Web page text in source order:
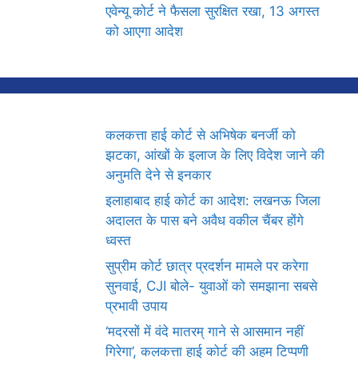
एवेन्यू कोर्ट ने फैसला सुरक्षित रखा, 13 अगस्त
को आएगा आदेश
कलकत्ता हाई कोर्ट से अभिषेक बनर्जी को
झटका, आंखों के इलाज के लिए विदेश जाने की
अनुमति देने से इनकार
इलाहाबाद हाई कोर्ट का आदेश: लखनऊ जिला
अदालत के पास बने अवैध वकील चैंबर होंगे
ध्वस्त
सुप्रीम कोर्ट छात्र प्रदर्शन मामले पर करेगा
सुनवाई, CJI बोले- युवाओं को समझाना सबसे
प्रभावी उपाय
‘मदरसों में वंदे मातरम् गाने से आसमान नहीं
गिरेगा’, कलकत्ता हाई कोर्ट की अहम टिप्पणी